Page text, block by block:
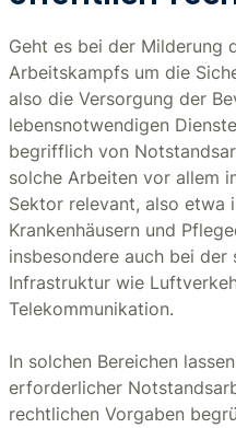
Geht es bei der Milderung
Arbeitskampfs um die
also die Versorgung der
lebensnotwendigen
begrifflich von
solche Arbeiten vor allem
Sektor relevant, also etwa
Krankenhäusern und
insbesondere auch bei
Infrastruktur wie
Telekommunikation.
In solchen Bereichen
erforderlicher
rechtlichen Vorgaben